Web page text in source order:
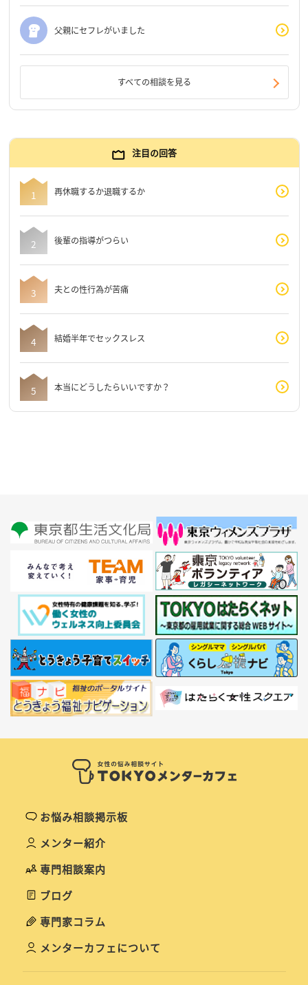
父親にセフレがいました
すべての相談を見る
注目の回答
再休職するか退職するか
後輩の指導がつらい
夫との性行為が苦痛
結婚半年でセックスレス
本当にどうしたらいいですか？
お悩み相談掲示板
メンター紹介
専門相談案内
ブログ
専門家コラム
メンターカフェについて